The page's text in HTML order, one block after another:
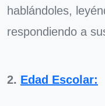
hablándoles,
respondiendo a
2. Edad Escolar: